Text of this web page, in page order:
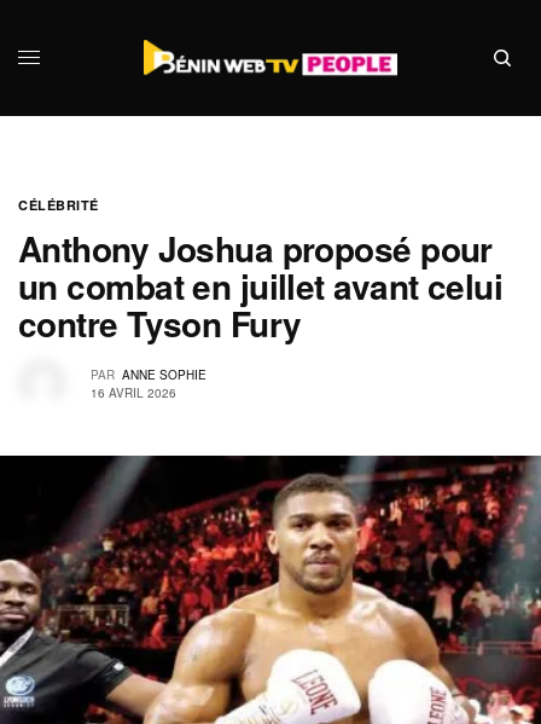
CÉLÉBRITÉ
Anthony Joshua proposé pour
un combat en juillet avant celui
contre Tyson Fury
PAR ANNE SOPHIE
16 AVRIL 2026